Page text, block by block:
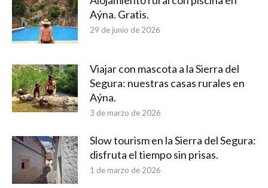
Aýna. Gratis.
29 de junio de 2026
Viajar con mascota a la Sierra del
Segura: nuestras casas rurales en
Aýna.
3 de marzo de 2026
Slow tourism en la Sierra del Segura:
disfruta el tiempo sin prisas.
1 de marzo de 2026